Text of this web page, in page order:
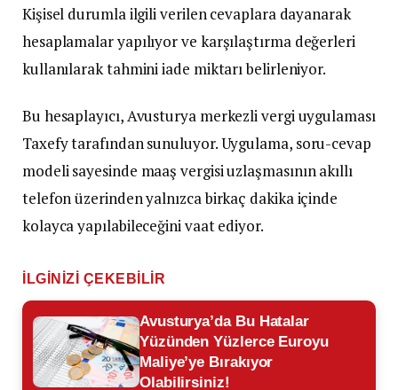
Kişisel durumla ilgili verilen cevaplara dayanarak
hesaplamalar yapılıyor ve karşılaştırma değerleri
kullanılarak tahmini iade miktarı belirleniyor.
Bu hesaplayıcı, Avusturya merkezli vergi uygulaması
Taxefy tarafından sunuluyor. Uygulama, soru-cevap
modeli sayesinde maaş vergisi uzlaşmasının akıllı
telefon üzerinden yalnızca birkaç dakika içinde
kolayca yapılabileceğini vaat ediyor.
İLGINIZI ÇEKEBILIR
Avusturya’da Bu Hatalar
Yüzünden Yüzlerce Euroyu
Maliye’ye Bırakıyor
Olabilirsiniz!